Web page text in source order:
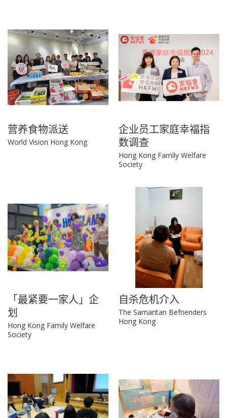
营养食物派送
World Vision Hong Kong
企业员工家庭幸福指
数调查
Hong Kong Family Welfare
Society
「最紧要一家人」企
划
Hong Kong Family Welfare
Society
自杀危机介入
The Samaritan Befrienders
Hong Kong